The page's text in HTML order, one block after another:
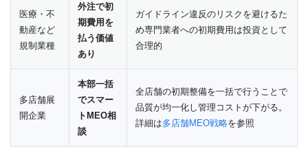
医療・不
動産など
規制業種
外注で初
期費用を
払う価値
あり
ガイドライン違反のリスクを避けるた
め専門業者への初期費用は投資として
合理的
多店舗展
開企業
本部一括
でスマー
トMEO相
談
全店舗の初期整備を一括で行うことで
品質が均一化し管理コストが下がる。
詳細は多店舗MEO戦略を参照